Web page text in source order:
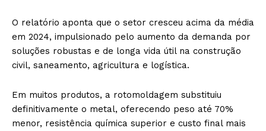
O relatório aponta que o setor cresceu acima da média
em 2024, impulsionado pelo aumento da demanda por
soluções robustas e de longa vida útil na construção
civil, saneamento, agricultura e logística.
Em muitos produtos, a rotomoldagem substituiu
definitivamente o metal, oferecendo peso até 70%
menor, resistência química superior e custo final mais